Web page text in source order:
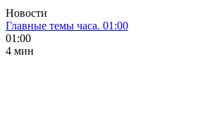
Новости
Главные темы часа. 01:00
01:00
4 мин